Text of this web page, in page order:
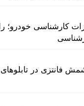
کارشناسی خودرو؛
فانتزی در